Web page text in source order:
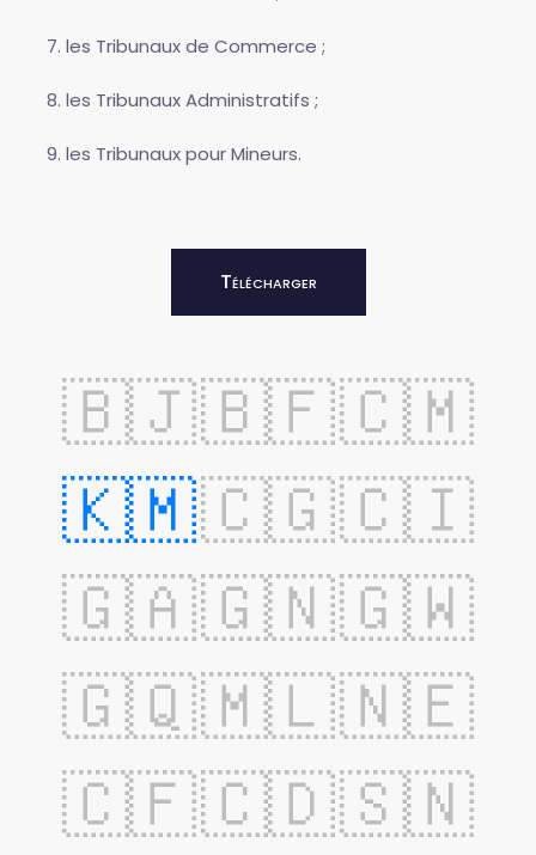
les Tribunaux de Commerce ;
les Tribunaux Administratifs ;
les Tribunaux pour Mineurs.
Télécharger
🇧🇯🇧🇫🇨🇲
🇰🇲🇨🇬🇨🇮
🇬🇦🇬🇳🇬🇼
🇬🇶🇲🇱🇳🇪
🇨🇫🇨🇩🇸🇳